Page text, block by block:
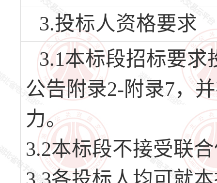
3.投标人资格要求
3.1本标段招标要
公告附录2-附录7，
力。
3.2本标段不接受联